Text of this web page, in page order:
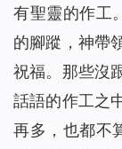
有聖靈的作工
的腳蹤，神帶
祝福。那些沒
話語的作工之
再多，也都不